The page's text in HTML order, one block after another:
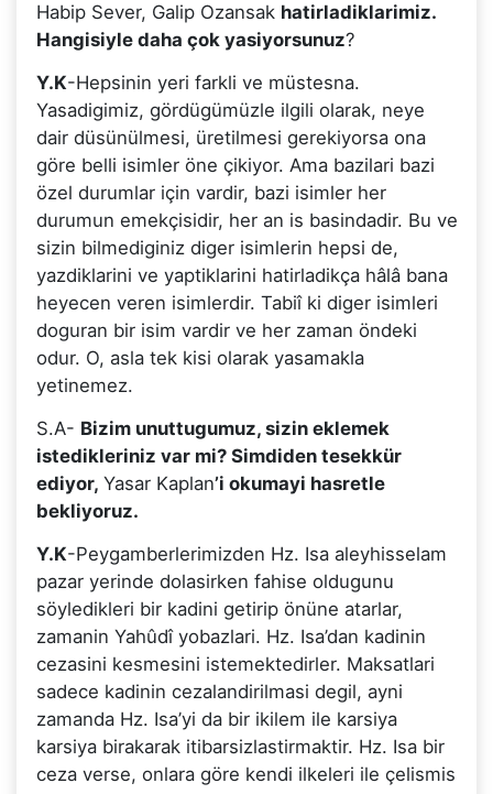
Habip Sever, Galip Ozansak hatirladiklarimiz.
Hangisiyle daha çok yasiyorsunuz?
Y.K-Hepsinin yeri farkli ve müstesna.
Yasadigimiz, gördügümüzle ilgili olarak, neye
dair düsünülmesi, üretilmesi gerekiyorsa ona
göre belli isimler öne çikiyor. Ama bazilari bazi
özel durumlar için vardir, bazi isimler her
durumun emekçisidir, her an is basindadir. Bu ve
sizin bilmediginiz diger isimlerin hepsi de,
yazdiklarini ve yaptiklarini hatirladikça hâlâ bana
heyecen veren isimlerdir. Tabiî ki diger isimleri
doguran bir isim vardir ve her zaman öndeki
odur. O, asla tek kisi olarak yasamakla
yetinemez.
S.A- Bizim unuttugumuz, sizin eklemek
istedikleriniz var mi? Simdiden tesekkür
ediyor, Yasar Kaplan’i okumayi hasretle
bekliyoruz.
Y.K-Peygamberlerimizden Hz. Isa aleyhisselam
pazar yerinde dolasirken fahise oldugunu
söyledikleri bir kadini getirip önüne atarlar,
zamanin Yahûdî yobazlari. Hz. Isa’dan kadinin
cezasini kesmesini istemektedirler. Maksatlari
sadece kadinin cezalandirilmasi degil, ayni
zamanda Hz. Isa’yi da bir ikilem ile karsiya
karsiya birakarak itibarsizlastirmaktir. Hz. Isa bir
ceza verse, onlara göre kendi ilkeleri ile çelismis